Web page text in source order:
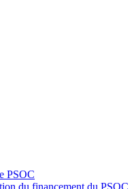
PSOC
du financement du PSOC